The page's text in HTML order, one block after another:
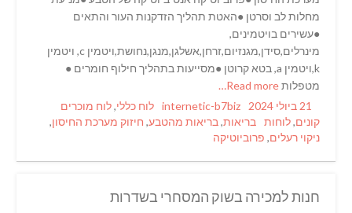
מחלות לב וסרטן ●האטת תהליך הזדקנות העור והתאים
●עשירים בויטמינים,
מינרלים,סידן,מגנזיום,זרחן,אשלגן,מנגן,נחושת,ויטמין c, ויטמין
k,ויטמין a, בטא קרוטן ●מסייעות בתהליך חילוף חומרים ●
מטפלות
Posted
on
21 ביולי 2024 Author
internetic-b7biz
Categories
לוח כללי,לוח מוכרים
קונים,לוחות Tags
בריאות,בריאות מהטבע, חיזוק מערכת החיסון,
ניקוי רעלים, פרוביוטיקה
חנות למכירה בשוק המסחרי בשדרות